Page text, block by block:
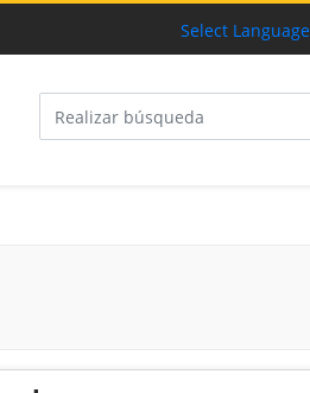
Select Language